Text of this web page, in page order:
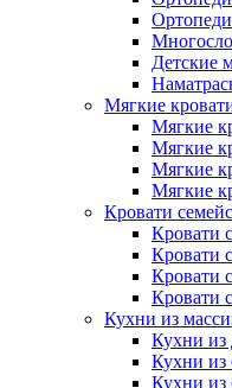
Детские
Мягкие
Мягкие
Мягкие
Мягкие
Мягкие
Кровати
Кровати
Кровати
Кровати
Кровати
Кухни из
Кухни из
Кухни из
Кухни из